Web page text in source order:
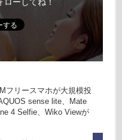
ーしてね！
フリースマホが大規模投
sense lite、Mate
4 Selfie、Wiko Viewが